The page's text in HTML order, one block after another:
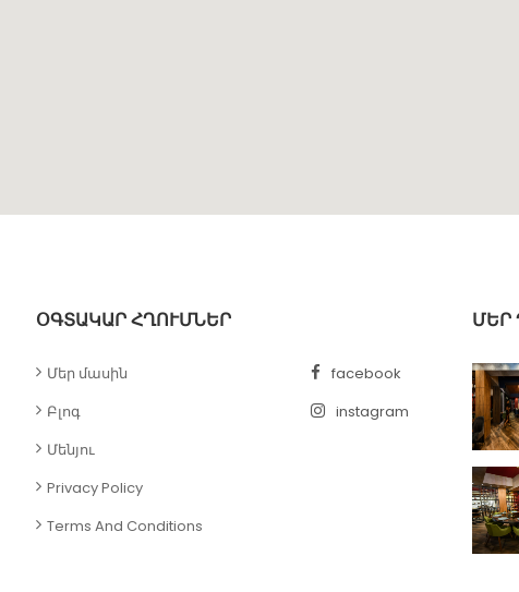
ՕԳՏԱԿԱՐ ՀՂՈՒՄՆԵՐ
Մեր մասին
Բլոգ
Մենյու
Privacy Policy
Terms And Conditions
facebook
instagram
ՄԵՐ